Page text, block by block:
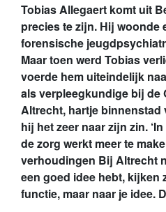
Tobias Allegaert komt uit
precies te zijn. Hij woonde
forensische
Maar toen werd Tobias
voerde hem uiteindelijk
als verpleegkundige bij de
Altrecht, hartje binnenstad
hij het zeer naar zijn zin.
de zorg werkt meer te
verhoudingen Bij Altrecht
een goed idee hebt, kijken
functie, maar naar je idee.